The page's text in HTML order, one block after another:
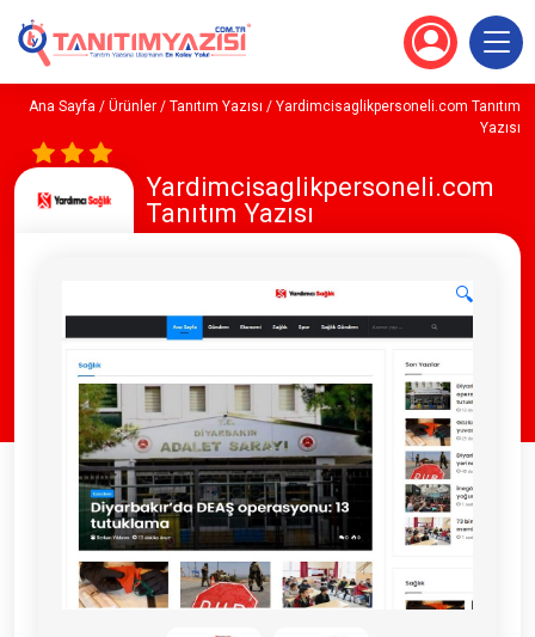
Ana Sayfa / Ürünler / Tanıtım Yazısı / Yardimcisaglikpersoneli.com Tanıtım
Yazısı
Yardimcisaglikpersoneli.com
Tanıtım Yazısı
🔍